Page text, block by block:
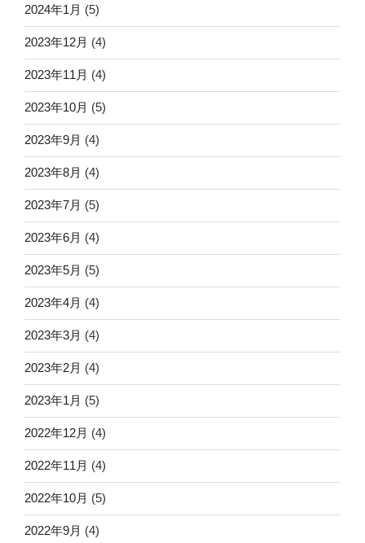
2024年1月 (5)
2023年12月 (4)
2023年11月 (4)
2023年10月 (5)
2023年9月 (4)
2023年8月 (4)
2023年7月 (5)
2023年6月 (4)
2023年5月 (5)
2023年4月 (4)
2023年3月 (4)
2023年2月 (4)
2023年1月 (5)
2022年12月 (4)
2022年11月 (4)
2022年10月 (5)
2022年9月 (4)